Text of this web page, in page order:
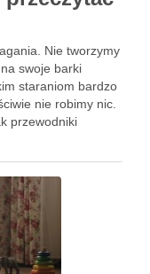
Nie tworzymy
swoje barki
staraniom bardzo
nie robimy nic.
przewodniki
nas, że